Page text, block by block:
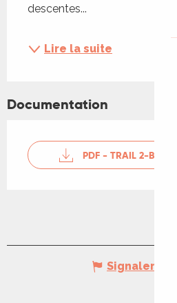
descentes...
Lire la suite
Documentation
PDF - TRAIL 2-
Signaler